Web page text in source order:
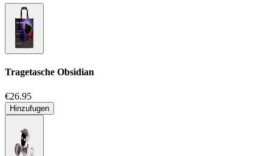
Tragetasche Obsidian
€26.95
Hinzufugen